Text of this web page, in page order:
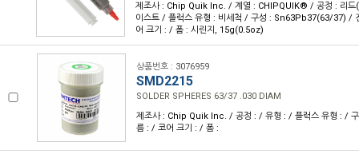
제조사 : Chip Quik Inc. / 계열 : CHIPQUIK® / 공정 : 리드
이스트 / 플럭스 유형 : 비세척 / 구성 : Sn63Pb37(63/37) /
어 크기 : / 폼 : 시린지, 15g(0.5oz)
상품번호 : 3076959
SMD2215
SOLDER SPHERES 63/37 .030 DIAM
제조사 : Chip Quik Inc. / 공정 : / 유형 : / 플럭스 유형 : /
름 : / 코어 크기 : / 폼 :